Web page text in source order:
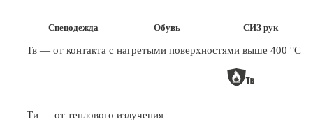
Спецодежда Обувь СИЗ рук
Тв — от контакта с нагретыми поверхностями выше 400 °С
Ти — от теплового излучения